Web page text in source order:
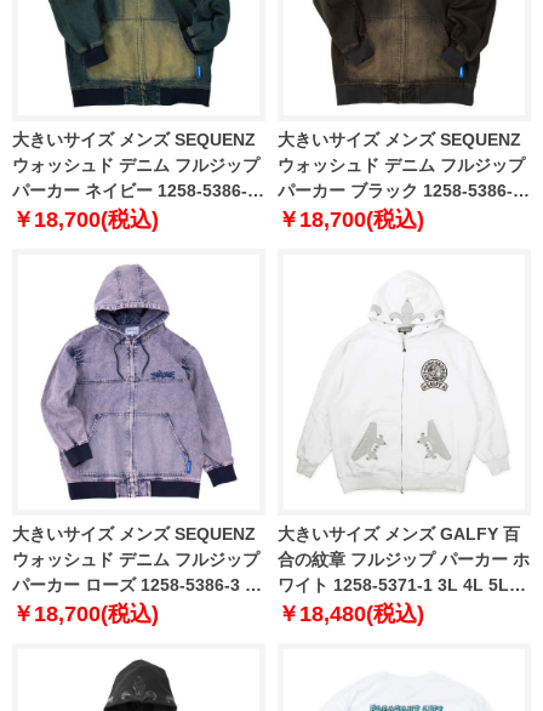
大きいサイズ メンズ SEQUENZ
ウォッシュド デニム フルジップ
パーカー ネイビー 1258-5386-1
3L 4L 5L 6L
￥18,700(税込)
大きいサイズ メンズ SEQUENZ
ウォッシュド デニム フルジップ
パーカー ブラック 1258-5386-2
3L 4L 5L 6L
￥18,700(税込)
大きいサイズ メンズ SEQUENZ
ウォッシュド デニム フルジップ
パーカー ローズ 1258-5386-3 3L
4L 5L 6L
￥18,700(税込)
大きいサイズ メンズ GALFY 百
合の紋章 フルジップ パーカー ホ
ワイト 1258-5371-1 3L 4L 5L
6L
￥18,480(税込)